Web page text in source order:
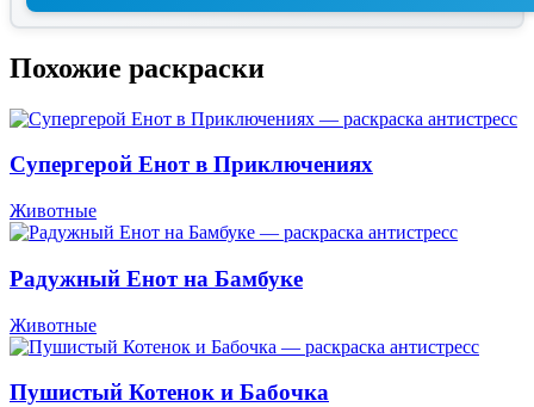
Похожие раскраски
Супергерой Енот в Приключениях
Животные
Радужный Енот на Бамбуке
Животные
Пушистый Котенок и Бабочка